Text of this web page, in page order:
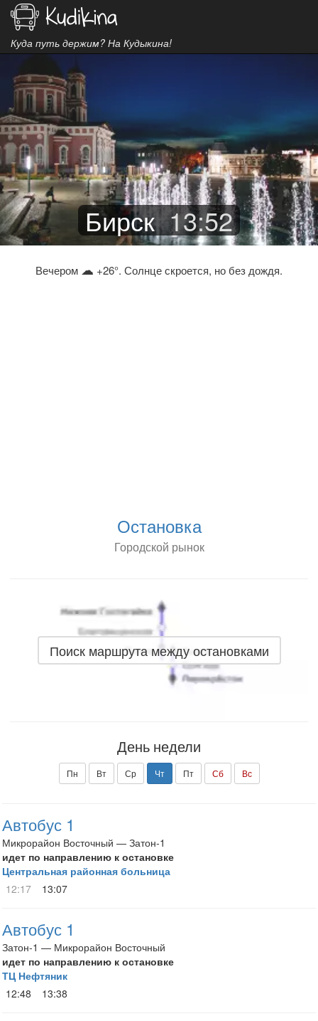
Куда путь держим? На Кудыкина!
Бирск 13:52
Вечером ☁ +26°. Солнце скроется, но без дождя.
Остановка
Городской рынок
Поиск маршрута между остановками
День недели
Пн Вт Ср Чт Пт Сб Вс
Автобус 1
Микрорайон Восточный — Затон-1
идет по направлению к остановке
Центральная районная больница
12:17
13:07
Автобус 1
Затон-1 — Микрорайон Восточный
идет по направлению к остановке
ТЦ Нефтяник
12:48
13:38